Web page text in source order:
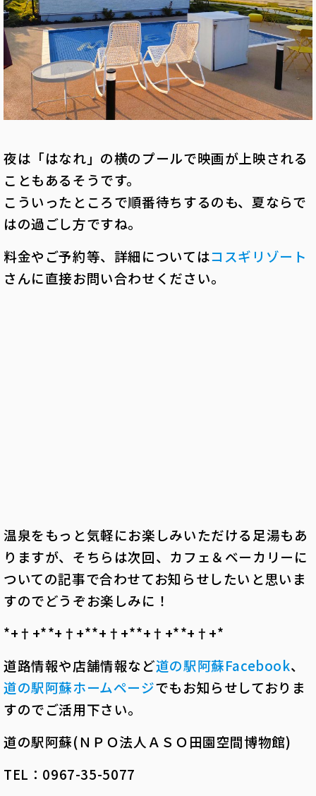
夜は「はなれ」の横のプールで映画が上映される
こともあるそうです。
こういったところで順番待ちするのも、夏ならで
はの過ごし方ですね。
料金やご予約等、詳細についてはコスギリゾート
さんに直接お問い合わせください。
温泉をもっと気軽にお楽しみいただける足湯もあ
りますが、そちらは次回、カフェ＆ベーカリーに
ついての記事で合わせてお知らせしたいと思いま
すのでどうぞお楽しみに！
*+†+*――*+†+*――*+†+*――*+†+*――*+†+*――
道路情報や店舗情報など道の駅阿蘇Facebook、
道の駅阿蘇ホームページでもお知らせしておりま
すのでご活用下さい。
道の駅阿蘇(ＮＰＯ法人ＡＳＯ田園空間博物館)
TEL：0967-35-5077